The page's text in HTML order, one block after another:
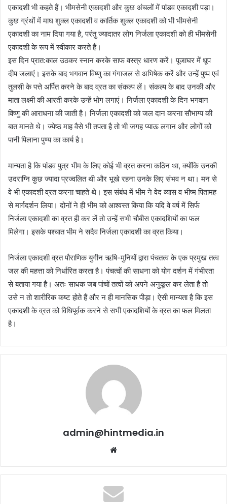
एकादशी भी कहते हैं। भीमसेनी एकादशी और कुछ अंचलों में पांडव एकादशी पड़ा।
कुछ ग्रंथों में माघ शुक्ल एकादशी व कार्तिक शुक्ल एकादशी को भी भीमसेनी
एकादशी का नाम दिया गया है, परंतु ज्यादातर लोग निर्जला एकादशी को ही भीमसेनी
एकादशी के रूप में स्वीकार करते हैं।
इस दिन प्रात:काल उठकर स्नान करके साफ वस्त्र धारण करें। पूजाघर में धूप
दीप जलाएं। इसके बाद भगवान विष्णु का गंगाजल से अभिषेक करें और उन्हें पुष्प एवं
तुलसी के पत्ते अर्पित करने के बाद व्रत का संकल्प लें। संकल्प के बाद उनकी और
माता लक्ष्मी की आरती करके उन्हें भोग लगाएं। निर्जला एकादशी के दिन भगवान
विष्णु की आराधना की जाती है। निर्जला एकादशी को जल दान करना सौभाग्य की
बात मानते थे। ज्येष्ठ माह वैसे भी तपता है तो भी जगह प्याऊ लगान और लोगों को
पानी पिलाना पुण्य का कार्य है।
मान्यता है कि पांडव पुत्र भीम के लिए कोई भी व्रत करना कठिन था, क्योंकि उनकी
उदराग्नि कुछ ज्यादा प्रज्वलित थी और भूखे रहना उनके लिए संभव न था। मन से
वे भी एकादशी व्रत करना चाहते थे। इस संबंध में भीम ने वेद व्यास व भीष्म पितामह
से मार्गदर्शन लिया। दोनों ने ही भीम को आश्वस्त किया कि यदि वे वर्ष में सिर्फ
निर्जला एकादशी का व्रत ही कर लें तो उन्हें सभी चौबीस एकादशियों का फल
मिलेगा। इसके पश्चात भीम ने सदैव निर्जला एकादशी का व्रत किया।
निर्जला एकादशी व्रत पौराणिक युगीन ऋषि-मुनियों द्वारा पंचतत्व के एक प्रमुख तत्व
जल की महत्ता को निर्धारित करता है। पंचत्वों की साधना को योग दर्शन में गंभीरता
से बताया गया है। अतः साधक जब पांचों तत्वों को अपने अनुकूल कर लेता है तो
उसे न तो शारीरिक कष्ट होते हैं और न ही मानसिक पीड़ा। ऐसी मान्यता है कि इस
एकादशी के व्रत को विधिपूर्वक करने से सभी एकादशियों के व्रत का फल मिलता
है।
admin@hintmedia.in